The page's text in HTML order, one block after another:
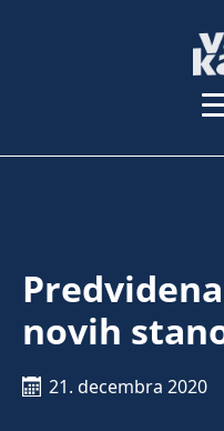
novih
21. decembra 2020